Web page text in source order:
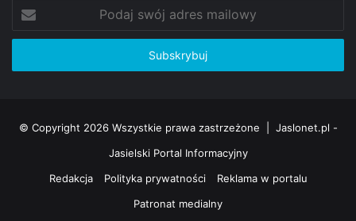
swój
adres
© Copyright 2026 Wszystkie prawa zastrzeżone | Jaslonet.pl -
Jasielski Portal Informacyjny
Redakcja
Polityka prywatności
Reklama w portalu
Patronat medialny